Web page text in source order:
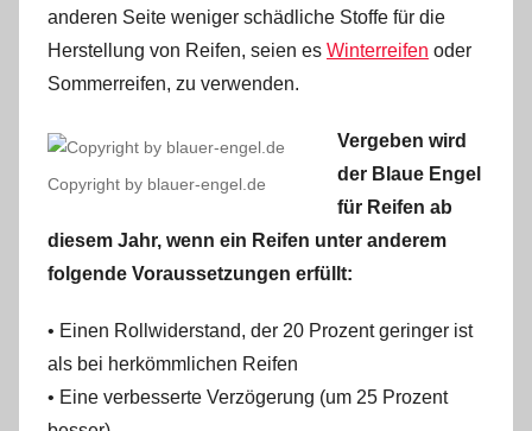
anderen Seite weniger schädliche Stoffe für die
Herstellung von Reifen, seien es Winterreifen oder
Sommerreifen, zu verwenden.
Copyright by blauer-engel.de
Vergeben wird
der Blaue Engel
für Reifen ab
diesem Jahr, wenn ein Reifen unter anderem
folgende Voraussetzungen erfüllt:
• Einen Rollwiderstand, der 20 Prozent geringer ist
als bei herkömmlichen Reifen
• Eine verbesserte Verzögerung (um 25 Prozent